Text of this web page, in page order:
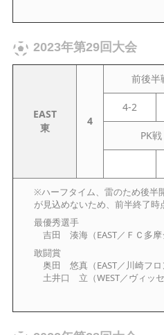
2023年第29回大会
EAST
東
4
前後半
4-2
PK戦
※ハーフタイム、雷のため後半
が見込めないため、前半終了時
最優秀選手
吉田 湊海（EAST／ＦＣ多摩
敢闘賞
奥田 悠真（EAST／川崎フロ
土井口 立（WEST／ヴィッセ